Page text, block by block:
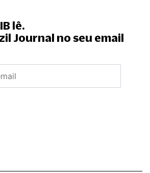
lê.
Journal no seu email